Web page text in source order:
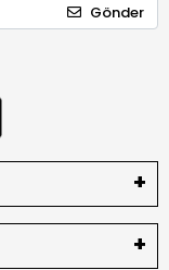
Gönder